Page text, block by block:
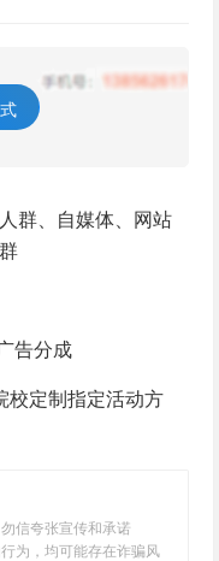
群、自媒体、网站
告分成
校定制指定活动方
信夸张宣传和承诺
为，均可能存在诈骗风